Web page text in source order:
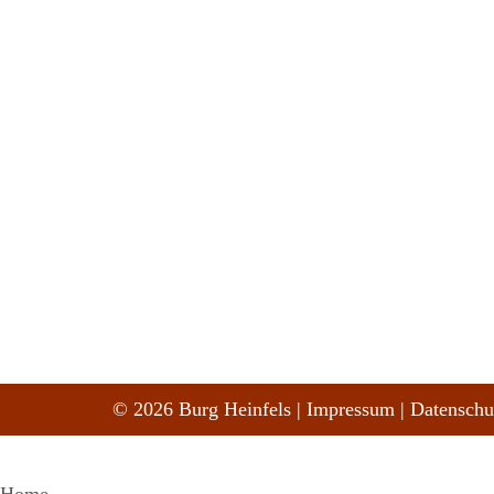
© 2026 Burg Heinfels | Impressum |